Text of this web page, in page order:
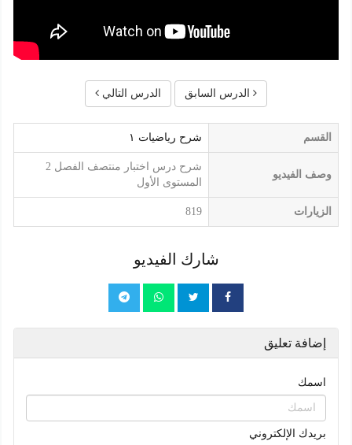
الدرس السابق الدرس التالي
القسم شرح رياضيات ١
وصف الفيديو
شرح درس اختبار منتصف الفصل 2
المستوى الأول
الزيارات 819
شارك الفيديو
إضافة تعليق
اسمك
بريدك الإلكتروني